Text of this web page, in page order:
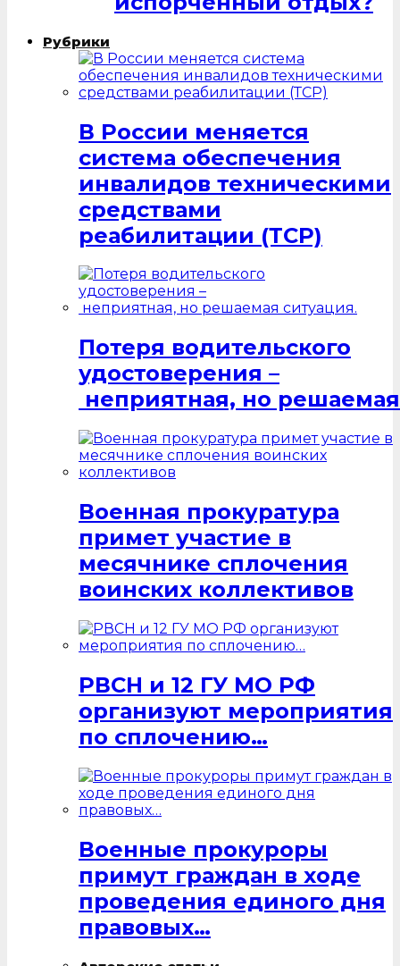
Рубрики
В России меняется
система обеспечения
инвалидов техническими
средствами
реабилитации (ТСР)
Потеря водительского
удостоверения –
неприятная, но
Военная прокуратура
примет участие в
месячнике сплочения
воинских коллективов
РВСН и 12 ГУ МО РФ
организуют мероприятия
по сплочению…
Военные прокуроры
примут граждан в ходе
проведения единого дня
правовых…